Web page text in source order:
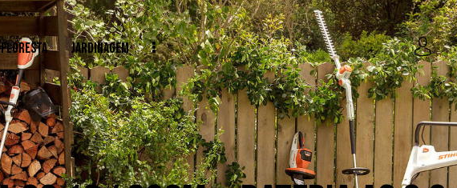
FLORESTA JARDINAGEM